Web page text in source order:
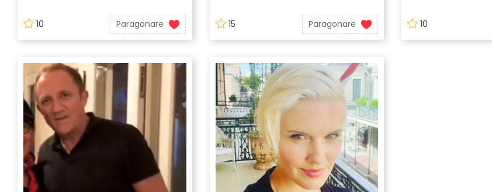
10 Paragonare 15 Paragonare 10